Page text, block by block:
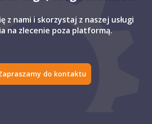
z nami i skorzystaj z naszej usługi
na zlecenie poza platformą.
do kontaktu